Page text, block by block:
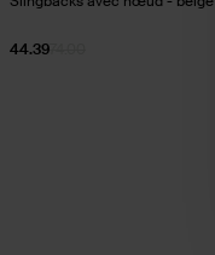
44.39